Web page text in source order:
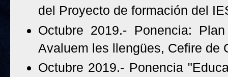
del Proyecto de formación del
Octubre 2019.- Ponencia:
Avaluem les llengües, Cefire de
Octubre 2019.- Ponencia